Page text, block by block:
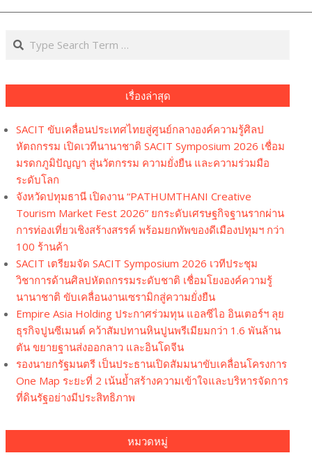
Search
เรื่องล่าสุด
SACIT ขับเคลื่อนประเทศไทยสู่ศูนย์กลางองค์ความรู้ศิลป
หัตถกรรม เปิดเวทีนานาชาติ SACIT Symposium 2026 เชื่อม
มรดกภูมิปัญญา สู่นวัตกรรม ความยั่งยืน และความร่วมมือ
ระดับโลก
จังหวัดปทุมธานี เปิดงาน “PATHUMTHANI Creative
Tourism Market Fest 2026” ยกระดับเศรษฐกิจฐานรากผ่าน
การท่องเที่ยวเชิงสร้างสรรค์ พร้อมยกทัพของดีเมืองปทุมฯ กว่า
100 ร้านค้า
SACIT เตรียมจัด SACIT Symposium 2026 เวทีประชุม
วิชาการด้านศิลปหัตถกรรมระดับชาติ เชื่อมโยงองค์ความรู้
นานาชาติ ขับเคลื่อนงานเซรามิกสู่ความยั่งยืน
Empire Asia Holding ประกาศร่วมทุน แอลซีไอ อินเตอร์ฯ ลุย
ธุรกิจปูนซีเมนต์ คว้าสัมปทานหินปูนพรีเมียมกว่า 1.6 พันล้าน
ตัน ขยายฐานส่งออกลาว และอินโดจีน
รองนายกรัฐมนตรี เป็นประธานเปิดสัมมนาขับเคลื่อนโครงการ
One Map ระยะที่ 2 เน้นย้ำสร้างความเข้าใจและบริหารจัดการ
ที่ดินรัฐอย่างมีประสิทธิภาพ
หมวดหมู่